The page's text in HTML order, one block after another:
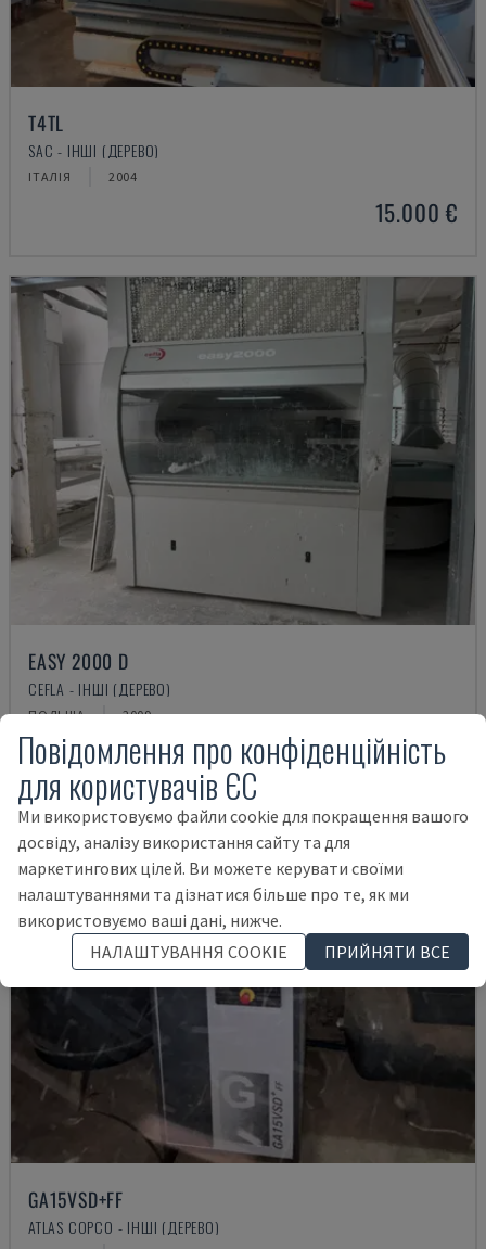
T4TL
SAC - ІНШІ (ДЕРЕВО)
ІТАЛІЯ 2004
15.000 €
EASY 2000 D
CEFLA - ІНШІ (ДЕРЕВО)
ПОЛЬЩА 2009
57.000 €
GA15VSD+FF
ATLAS COPCO - ІНШІ (ДЕРЕВО)
Повідомлення про конфіденційність
для користувачів ЄС
Ми використовуємо файли cookie для покращення вашого
досвіду, аналізу використання сайту та для
маркетингових цілей. Ви можете керувати своїми
налаштуваннями та дізнатися більше про те, як ми
використовуємо ваші дані, нижче.
НАЛАШТУВАННЯ COOKIE
ПРИЙНЯТИ ВСЕ